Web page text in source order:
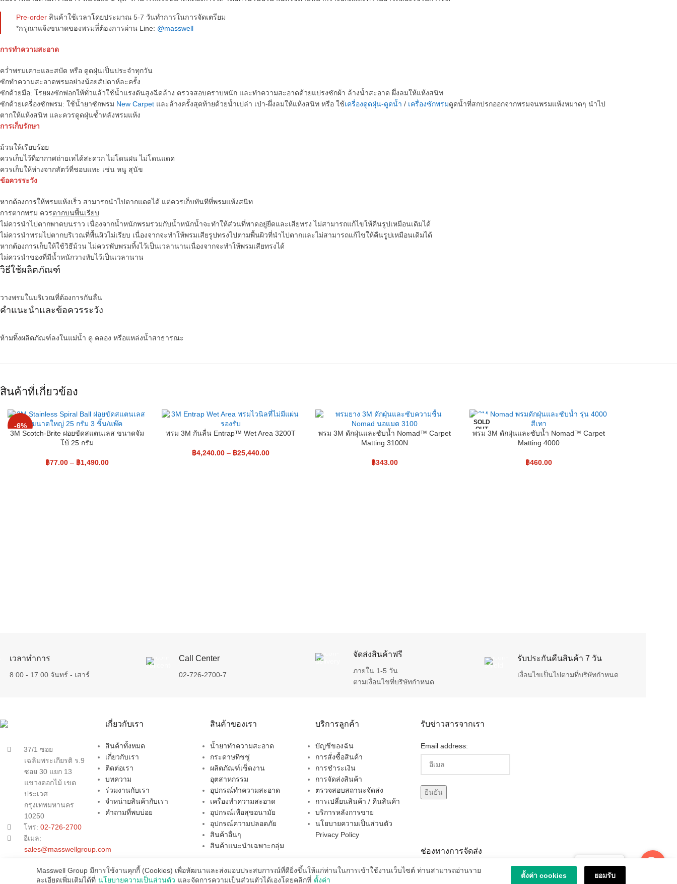
Pre-order สินค้าใช้เวลาโดยประมาณ 5-7 วันทำการในการจัดเตรียม
*กรุณาแจ้งขนาดของพรมที่ต้องการผ่าน Line: @masswell
การทำความสะอาด
คว่ำพรมเคาะและสบัด หรือ ดูดฝุ่นเป็นประจำทุกวัน
ซักทำความสะอาดพรมอย่างน้อยสัปดาห์ละครั้ง
ซักด้วยมือ: โรยผงซักฟอกให้ทั่วแล้วใช้น้ำแรงดันสูงฉีดล้าง ตรวจสอบคราบหนัก และทำความสะอาดด้วยแปรงซักผ้า ล้างน้ำสะอาด ผึ่งลมให้แห้งสนิท
ซักด้วยเครื่องซักพรม: ใช้น้ำยาซักพรม New Carpet และล้างครั้งสุดท้ายด้วยน้ำเปล่า เป่า-ผึ่งลมให้แห้งสนิท หรือ ใช้เครื่องดูดฝุ่น-ดูดน้ำ / เครื่องซักพรมดูดน้ำที่สกปรกออกจากพรมจนพรมแห้งหมาดๆ นำไป
ตากให้แห้งสนิท และควรดูดฝุ่นซ้ำหลังพรมแห้ง
การเก็บรักษา
ม้วนให้เรียบร้อย
ควรเก็บไว้ที่อากาศถ่ายเทได้สะดวก ไม่โดนฝน ไม่โดนแดด
ควรเก็บให้ห่างจากสัตว์ที่ชอบแทะ เช่น หนู สุนัข
ข้อควรระวัง
หากต้องการให้พรมแห้งเร็ว สามารถนำไปตากแดดได้ แต่ควรเก็บทันทีที่พรมแห้งสนิท
การตากพรม ควรตากบนพื้นเรียบ
ไม่ควรนำไปตากพาดบนราว เนื่องจากน้ำหนักพรมรวมกับน้ำหนักน้ำจะทำให้ส่วนที่พาดอยู่ยืดและเสียทรง ไม่สามารถแก้ไขให้คืนรูปเหมือนเดิมได้
ไม่ควรนำพรมไปตากบริเวณที่พื้นผิวไม่เรียบ เนื่องจากจะทำให้พรมเสียรูปทรงไปตามพื้นผิวที่นำไปตากและไม่สามารถแก้ไขให้คืนรูปเหมือนเดิมได้
หากต้องการเก็บให้ใช้วิธีม้วน ไม่ควรพับพรมทิ้งไว้เป็นเวลานานเนื่องจากจะทำให้พรมเสียทรงได้
ไม่ควรนำของที่มีน้ำหนักวางทับไว้เป็นเวลานาน
วิธีใช้ผลิตภัณฑ์
วางพรมในบริเวณที่ต้องการกันลื่น
คำแนะนำและข้อควรระวัง
ห้ามทิ้งผลิตภัณฑ์ลงในแม่น้ำ คู คลอง หรือแหล่งน้ำสาธารณะ
สินค้าที่เกี่ยวข้อง
-6%
3M Scotch-Brite ฝอยขัดสแตนเลส ขนาดจัม
โบ้ 25 กรัม
฿77.00 – ฿1,490.00
พรม 3M กันลื่น Entrap™ Wet Area 3200T
฿4,240.00 – ฿25,440.00
พรม 3M ดักฝุ่นและซับน้ำ Nomad™ Carpet
Matting 3100N
฿343.00
SOLD
OUT
พรม 3M ดักฝุ่นและซับน้ำ Nomad™ Carpet
Matting 4000
฿460.00
เวลาทำการ
8:00 - 17:00 จันทร์ - เสาร์
Call Center
02-726-2700-7
จัดส่งสินค้าฟรี
ภายใน 1-5 วัน
ตามเงื่อนไขที่บริษัทกำหนด
รับประกันคืนสินค้า 7 วัน
เงื่อนไขเป็นไปตามที่บริษัทกำหนด
37/1 ซอย
เฉลิมพระเกียรติ ร.9
ซอย 30 แยก 13
แขวงดอกไม้ เขต
ประเวศ
กรุงเทพมหานคร
10250
โทร: 02-726-2700
อีเมล:
sales@masswellgroup.com
เกี่ยวกับเรา
สินค้าทั้งหมด
เกี่ยวกับเรา
ติดต่อเรา
บทความ
ร่วมงานกับเรา
จำหน่ายสินค้ากับเรา
คำถามที่พบบ่อย
สินค้าของเรา
น้ำยาทำความสะอาด
กระดาษทิชชู่
ผลิตภัณฑ์เช็ดงาน
อุตสาหกรรม
อุปกรณ์ทำความสะอาด
เครื่องทำความสะอาด
อุปกรณ์เพื่อสุขอนามัย
อุปกรณ์ความปลอดภัย
สินค้าอื่นๆ
สินค้าแนะนำเฉพาะกลุ่ม
บริการลูกค้า
บัญชีของฉัน
การสั่งซื้อสินค้า
การชำระเงิน
การจัดส่งสินค้า
ตรวจสอบสถานะจัดส่ง
การเปลี่ยนสินค้า / คืนสินค้า
บริการหลังการขาย
นโยบายความเป็นส่วนตัว
Privacy Policy
รับข่าวสารจากเรา
Email address:
ช่องทางการจัดส่ง
Masswell Group มีการใช้งานคุกกี้ (Cookies) เพื่อหัฒนาและส่งมอบประสบการณ์ที่ดียิ่งขึ้นให้แก่ท่านในการเข้าใช้งานเว็บไซต์ ท่านสามารถอ่านราย
ละเอียดเพิ่มเติมได้ที่ นโยบายความเป็นส่วนตัว และจัดการความเป็นส่วนตัวได้เองโดยคลิกที่ ตั้งค่า
ตั้งค่า cookies ยอมรับ